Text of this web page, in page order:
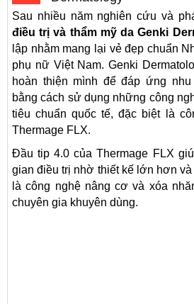
Sau nhiều năm nghiên cứu và
điều trị và thẩm mỹ da Genki
lập nhằm mang lại vẻ đẹp chuẩn
phụ nữ Việt Nam. Genki
hoàn thiện mình để đáp ứng
bằng cách sử dụng những công
tiêu chuẩn quốc tế, đặc biệt là
Thermage FLX.
Đầu tip 4.0 của Thermage FLX
gian điều trị nhờ thiết kế lớn hơn
là công nghệ nâng cơ và xóa
chuyên gia khuyên dùng.